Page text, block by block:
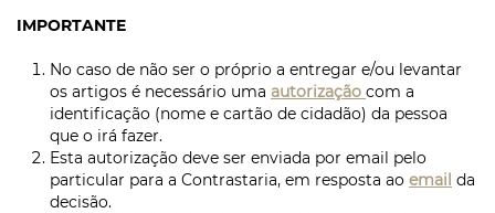
IMPORTANTE
No caso de não ser o próprio a entregar e/ou levantar
os artigos é necessário uma autorização com a
identificação (nome e cartão de cidadão) da pessoa
que o irá fazer.
Esta autorização deve ser enviada por email pelo
particular para a Contrastaria, em resposta ao email da
decisão.